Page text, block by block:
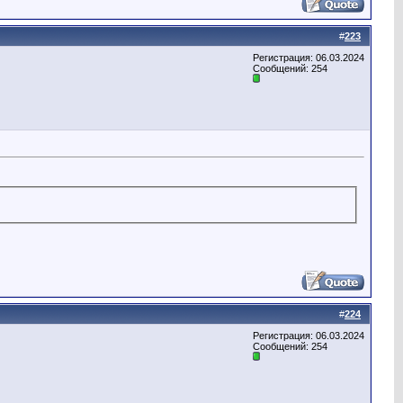
#223
Регистрация: 06.03.2024
Сообщений: 254
#224
Регистрация: 06.03.2024
Сообщений: 254